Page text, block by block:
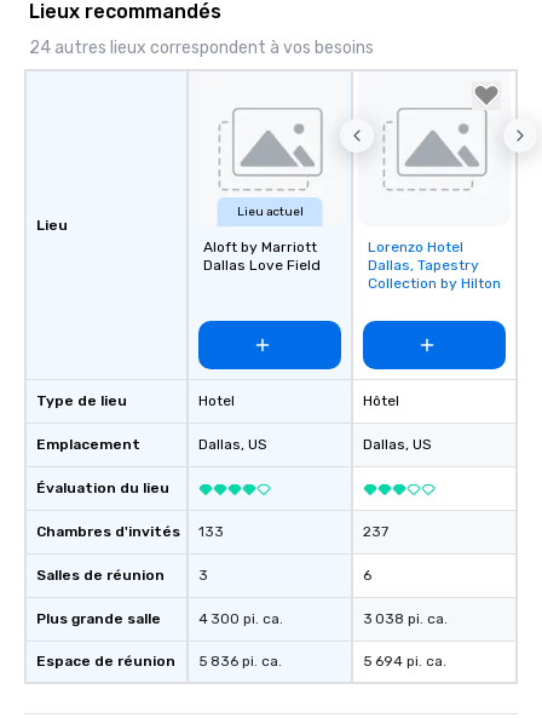
Lieux recommandés
24 autres lieux correspondent à vos besoins
Lieu
Type de lieu
Emplacement
Évaluation du lieu
Chambres d'invités
Salles de réunion
Plus grande salle
Espace de réunion
Lieu actuel
Aloft by Marriott
Dallas Love Field
Hotel
Dallas, US
133
3
4 300 pi. ca.
5 836 pi. ca.
Removed from
favorites
Lorenzo Hotel
Dallas, Tapestry
Collection by Hilton
Hôtel
Dallas, US
237
6
3 038 pi. ca.
5 694 pi. ca.